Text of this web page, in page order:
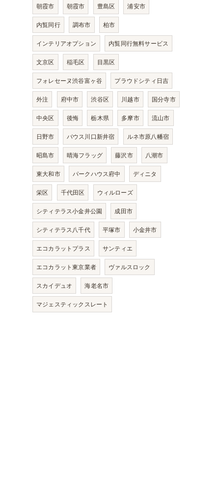
朝霞市 朝霞市 豊島区 浦安市
内覧同行 調布市 柏市
インテリアオプション 内覧同行無料サービス
文京区 稲毛区 目黒区
フォレセーヌ渋谷富ヶ谷 プラウドシティ日吉
外注 府中市 渋谷区 川越市 国分寺市
中央区 後悔 栃木県 多摩市 流山市
日野市 バウス川口新井宿 ルネ市原八幡宿
昭島市 晴海フラッグ 藤沢市 八潮市
東大和市 パークハウス府中 ディニタ
栄区 千代田区 ウィルローズ
シティテラス小金井公園 成田市
シティテラス八千代 平塚市 小金井市
エコカラットプラス サンティエ
エコカラット東京業者 ヴァルスロック
スカイデュオ 海老名市
マジェスティックスレート